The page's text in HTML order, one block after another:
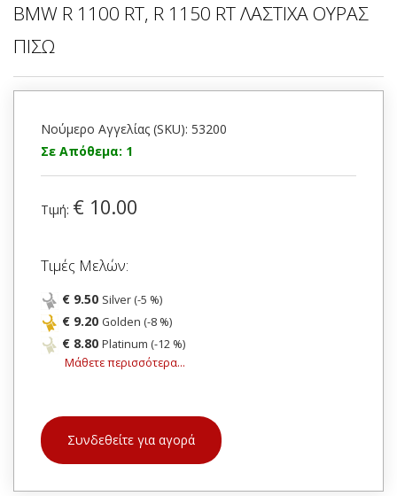
BMW R 1100 RT, R 1150 RT ΛΑΣΤΙΧΑ ΟΥΡΑΣ
ΠΙΣΩ
Νούμερο Αγγελίας (SKU): 53200
Σε Απόθεμα: 1
Τιμή: € 10.00
Τιμές Μελών:
€ 9.50 Silver (-5 %)
€ 9.20 Golden (-8 %)
€ 8.80 Platinum (-12 %)
Μάθετε περισσότερα...
Συνδεθείτε για αγορά